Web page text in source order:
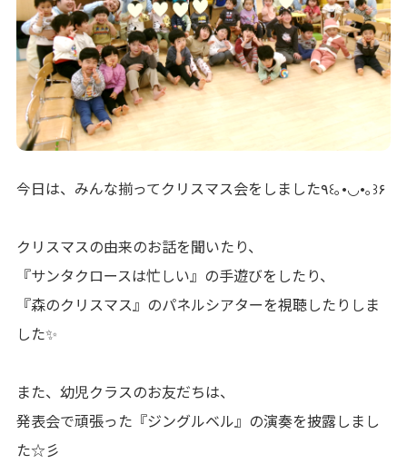
プライバシーポリシー サイトのご利用について
サイトマップ ニチイ学館オフィシャルサイト
今日は、みんな揃ってクリスマス会をしました٩꒰｡•◡•｡꒱۶
クリスマスの由来のお話を聞いたり、
『サンタクロースは忙しい』の手遊びをしたり、
『森のクリスマス』のパネルシアターを視聴したりしま
した✨
また、幼児クラスのお友だちは、
発表会で頑張った『ジングルベル』の演奏を披露しまし
た☆彡